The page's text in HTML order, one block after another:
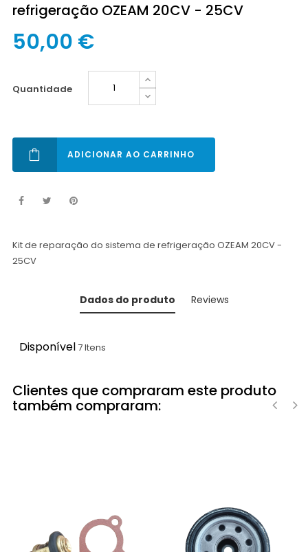
refrigeração OZEAM 20CV - 25CV
50,00 €
quantidade
ADICIONAR AO CARRINHO
Kit de reparação do sistema de refrigeração OZEAM 20CV -
25CV
Dados do produto Reviews
Disponível7 Itens
Clientes que compraram este produto
também compraram: